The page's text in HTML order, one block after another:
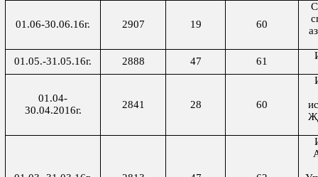
01.06-30.06.16г. 2907 19 60
01.05.-31.05.16г. 2888 47 61
01.04-
30.04.2016г.
2841 28 60